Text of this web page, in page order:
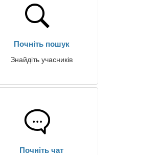
Почніть пошук
Знайдіть учасників
Почніть чат